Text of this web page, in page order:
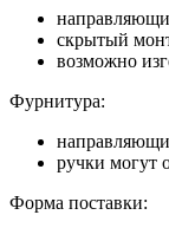
скрытый
возможно
Фурнитура:
ручки могут
Форма поставки: